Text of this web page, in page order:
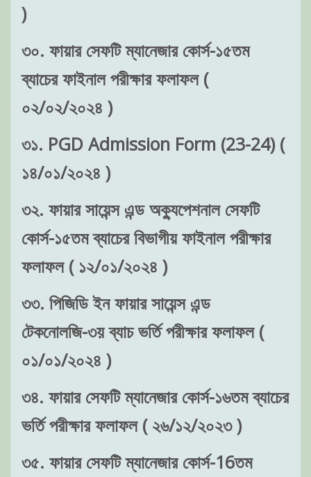
)
৩০. ফায়ার সেফটি ম্যানেজার কোর্স-১৫তম
ব্যাচের ফাইনাল পরীক্ষার ফলাফল (
০২/০২/২০২৪ )
৩১. PGD Admission Form (23-24) (
১৪/০১/২০২৪ )
৩২. ফায়ার সায়েন্স এন্ড অক্যুপেশনাল সেফটি
কোর্স-১৫তম ব্যাচের বিভাগীয় ফাইনাল পরীক্ষার
ফলাফল ( ১২/০১/২০২৪ )
৩৩. পিজিডি ইন ফায়ার সায়েন্স এন্ড
টেকনোলজি-৩য় ব্যাচ ভর্তি পরীক্ষার ফলাফল (
০১/০১/২০২৪ )
৩৪. ফায়ার সেফটি ম্যানেজার কোর্স-১৬তম ব্যাচের
ভর্তি পরীক্ষার ফলাফল ( ২৬/১২/২০২৩ )
৩৫. ফায়ার সেফটি ম্যানেজার কোর্স-16তম